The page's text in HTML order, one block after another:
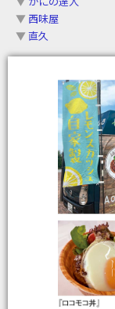
▼ 西味屋
▼直久